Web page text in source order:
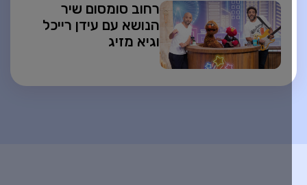
רחוב סומסום שיר
הנושא עם עידן רייכל
וגיא מזיג